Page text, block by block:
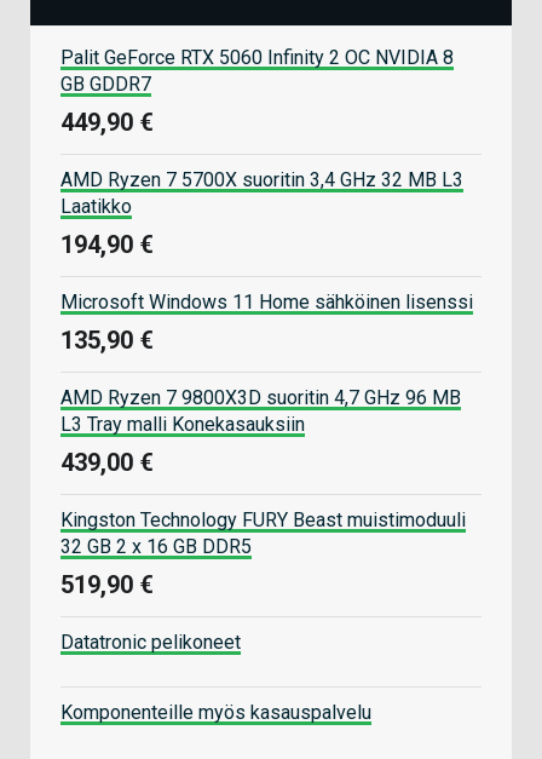
Palit GeForce RTX 5060 Infinity 2 OC NVIDIA 8
GB GDDR7
449,90 €
AMD Ryzen 7 5700X suoritin 3,4 GHz 32 MB L3
Laatikko
194,90 €
Microsoft Windows 11 Home sähköinen lisenssi
135,90 €
AMD Ryzen 7 9800X3D suoritin 4,7 GHz 96 MB
L3 Tray malli Konekasauksiin
439,00 €
Kingston Technology FURY Beast muistimoduuli
32 GB 2 x 16 GB DDR5
519,90 €
Datatronic pelikoneet
Komponenteille myös kasauspalvelu